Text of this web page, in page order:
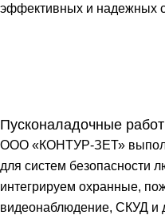
эффективных и надежных
Пусконаладочные
ООО «КОНТУР-ЗЕТ»
для систем безопасности
интегрируем охранные,
видеонаблюдение, СКУД и